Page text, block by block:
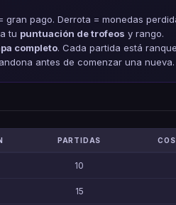
pago. Derrota = monedas
tu puntuación de trofeos y rango.
completo. Cada partida está
antes de comenzar una nueva.
PARTIDAS
10
15